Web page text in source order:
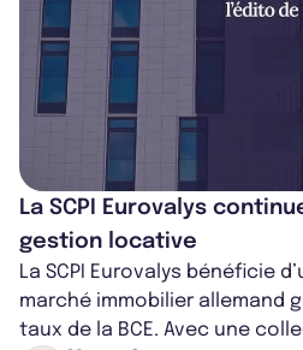
La SCPI Eurovalys
gestion locative
La SCPI Eurovalys bénéficie
marché immobilier allemand
taux de la BCE. Avec une